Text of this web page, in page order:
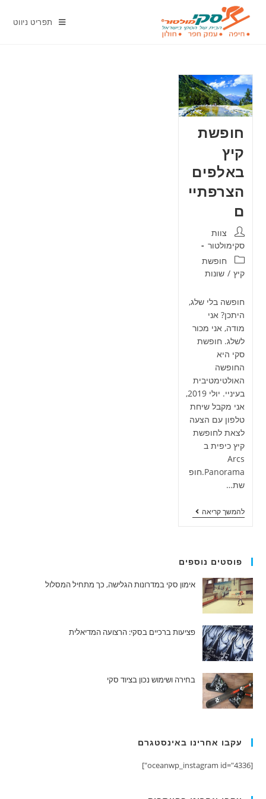
תפריט ניווט
חופשת
קיץ
באלפים
הצרפתיי
ם
צוות
סקימולטור
חופשת
קיץ / שונות
חופשה בלי שלג,
היתכן? אני
מודה, אני מכור
לשלג. חופשת
סקי ‏היא
החופשה
האולטימטיבית
בעיניי. ‏יולי 2019,
אני מקבל שיחת
טלפון עם הצעה
לצאת לחופשת
קיץ כיפית ב
Arcs
Panorama.חופ
שת…
להמשך קריאה
פוסטים נוספים
אימון סקי במדרונות הגלישה, כך מתחיל המסלול
פציעות ברכיים בסקי: הרצועה המדיאלית
בחירה ושימוש נכון בציוד סקי
עקבו אחרינו באינסטגרם
[oceanwp_instagram id="4336"]